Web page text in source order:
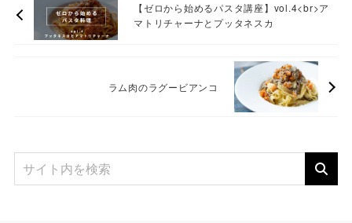
【ゼロから始めるパスタ講座】vol.4<br>ア
マトリチャーナとプッタネスカ
ラム肉のラグービアンコ